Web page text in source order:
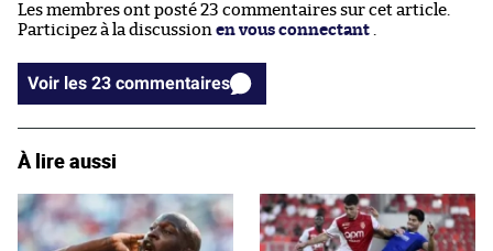
Les membres ont posté 23 commentaires sur cet article.
Participez à la discussion en vous connectant
Voir les 23 commentaires
À lire aussi